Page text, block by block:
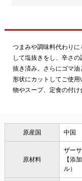
つまみや調味料代わり
して塩抜きをし、辛さ
抜き済み。さらにゴマ
形状にカットしてご使
物やスープ、定食の付け
原産国 中国
原材料
ザー
【添
ル）